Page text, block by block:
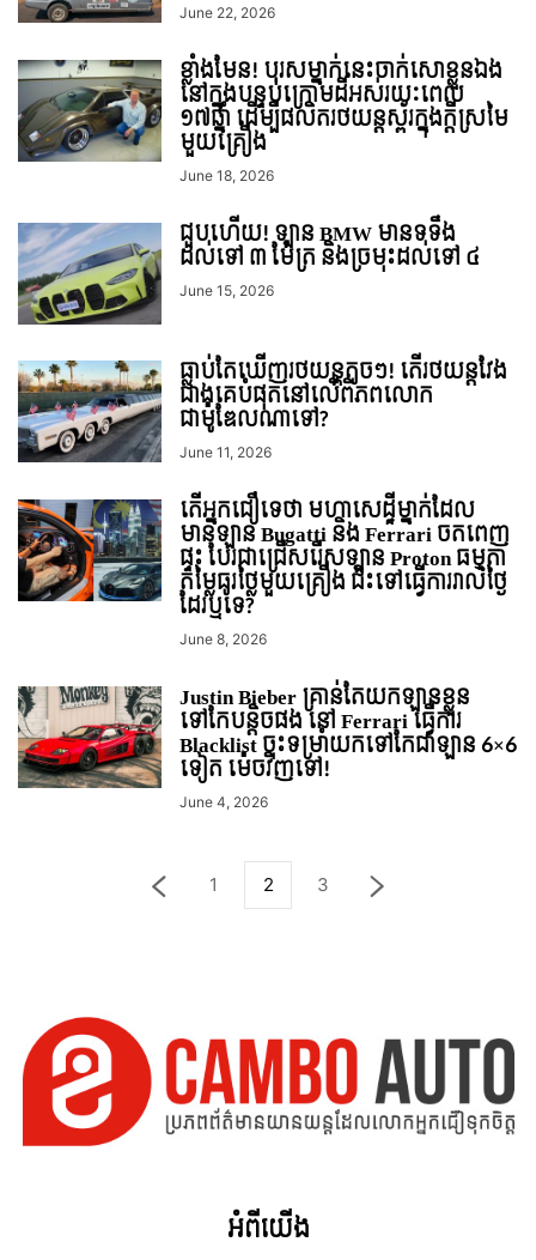
June 22, 2026
ខ្លាំងមែន! បុរសម្នាក់នេះចាក់សោខ្លួនឯង
នៅក្នុងបន្ទប់ក្រោមដីអស់រយៈពេល
១៧ឆ្នាំ ដើម្បីផលិតរថយន្តស្ព័រក្នុងក្តីស្រមៃ
មួយគ្រឿង
June 18, 2026
ជួបហើយ! ឡាន BMW មានទទឹង
ដល់ទៅ ៣ ម៉ែត្រ និងច្រមុះដល់ទៅ ៤
June 15, 2026
ធ្លាប់តែឃើញរថយន្តតូចៗ! តើរថយន្តវែង
ជាងគេបំផុតនៅលើពិភពលោក
ជាម៉ូឌែលណាទៅ?
June 11, 2026
តើអ្នកជឿទេថា មហាសេដ្ឋីម្នាក់ដែល
មានឡាន Bugatti និង Ferrari ចតពេញ
ផ្ទះ បែរជាជ្រើសរើសឡាន Proton ធម្មតា
តម្លៃធូរថ្លៃមួយគ្រឿង ជិះទៅធ្វើការរាល់ថ្ងៃ
ដែរឬទេ?
June 8, 2026
Justin Bieber គ្រាន់តែយកឡានខ្លួន
ទៅកែបន្តិចផង នៅ Ferrari ធ្វើការ
Blacklist ចុះទម្រាំយកទៅកែជាឡាន 6×6
ទៀត ម៉េចវិញទៅ!
June 4, 2026
1 2 3
អំពី​យើង